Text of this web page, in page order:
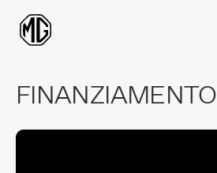
FINANZIAMENTO